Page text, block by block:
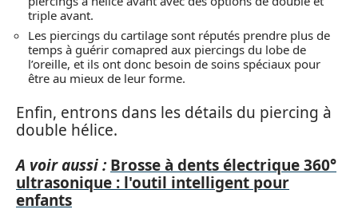
triple avant.
Les piercings du cartilage sont réputés prendre plus de
temps à guérir comapred aux piercings du lobe de
l’oreille, et ils ont donc besoin de soins spéciaux pour
être au mieux de leur forme.
Enfin, entrons dans les détails du piercing à
double hélice.
A voir aussi : Brosse à dents électrique 360°
ultrasonique : l'outil intelligent pour
enfants